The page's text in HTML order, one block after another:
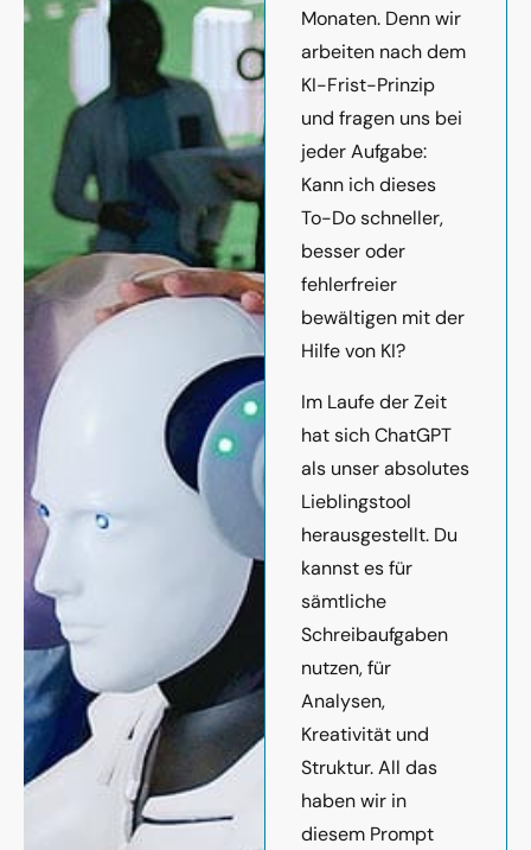
Monaten. Denn wir
arbeiten nach dem
KI-Frist-Prinzip
und fragen uns bei
jeder Aufgabe:
Kann ich dieses
To-Do schneller,
besser oder
fehlerfreier
bewältigen mit der
Hilfe von KI?
Im Laufe der Zeit
hat sich ChatGPT
als unser absolutes
Lieblingstool
herausgestellt. Du
kannst es für
sämtliche
Schreibaufgaben
nutzen, für
Analysen,
Kreativität und
Struktur. All das
haben wir in
diesem Prompt